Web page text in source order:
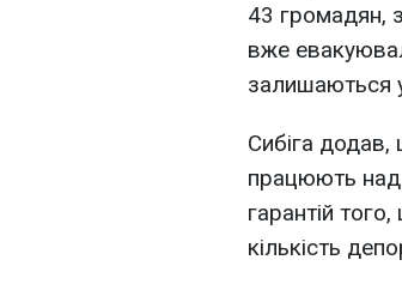
43 громадян,
вже
залишаються
Сибіга
працюють над
гарантій
кількість